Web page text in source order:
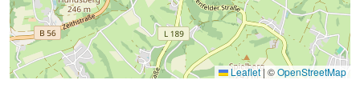
Leaflet| ©OpenStreetMap